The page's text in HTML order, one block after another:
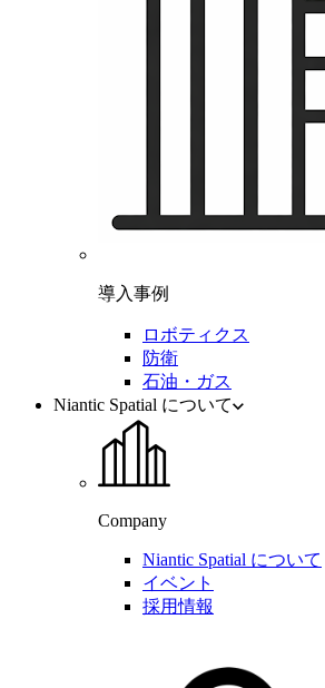
導入事例
ロボティクス
防衛
石油・ガス
Niantic Spatial について
Company
Niantic Spatial について
イベント
採用情報